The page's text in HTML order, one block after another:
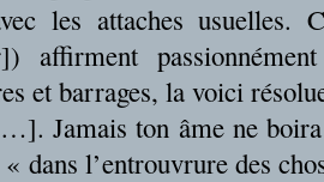
les attaches usuelles.
affirment
et barrages, la voici
Jamais ton âme ne
« dans l’entrouvrure des